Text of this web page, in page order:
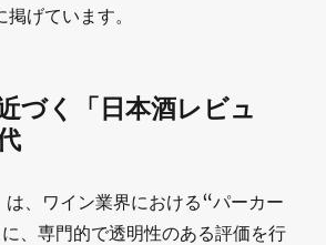
げています。
づく「日本酒レビュ
は、ワイン業界における“パーカー
、専門的で透明性のある評価を行